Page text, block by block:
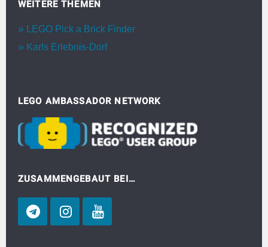
WEITERE THEMEN
LEGO Pick a Brick Finder
Karls Erlebnis-Dorf
LEGO AMBASSADOR NETWORK
ZUSAMMENGEBAUT BEI…